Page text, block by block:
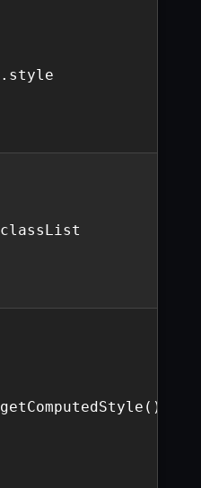
.style
classList
getComputedStyle()